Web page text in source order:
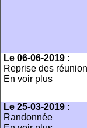
Le 06-06-2019 :
Reprise des
En voir plus
Le 25-03-2019 :
Randonnée